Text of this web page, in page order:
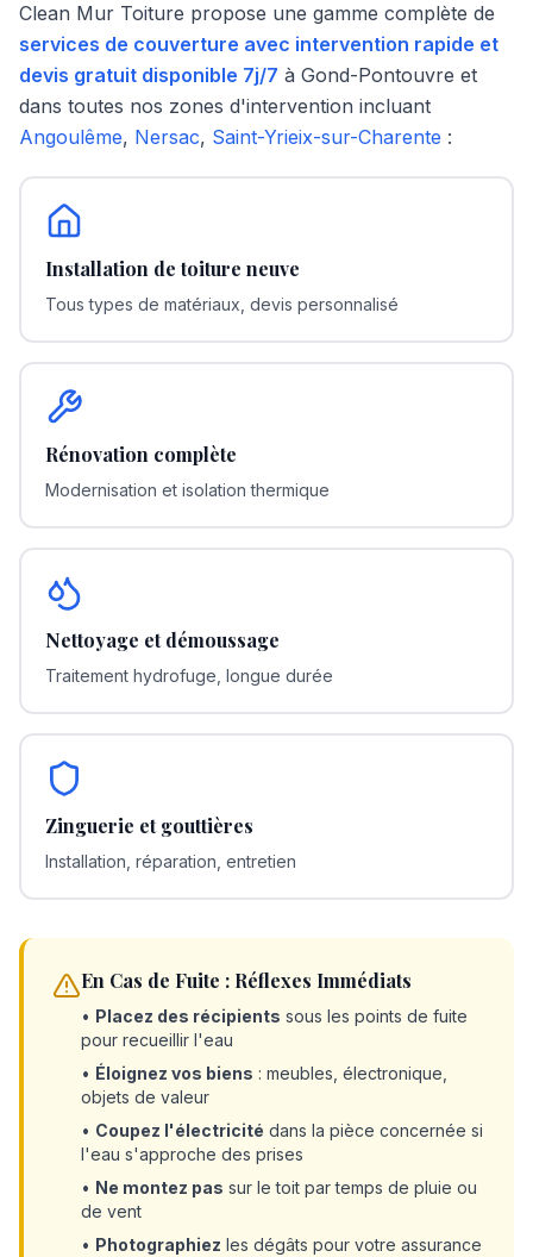
Clean Mur Toiture propose une gamme complète de
services de couverture avec intervention rapide et
devis gratuit disponible 7j/7 à Gond-Pontouvre et
dans toutes nos zones d'intervention incluant
Angoulême, Nersac, Saint-Yrieix-sur-Charente :
Installation de toiture neuve
Tous types de matériaux, devis personnalisé
Rénovation complète
Modernisation et isolation thermique
Nettoyage et démoussage
Traitement hydrofuge, longue durée
Zinguerie et gouttières
Installation, réparation, entretien
En Cas de Fuite : Réflexes Immédiats
• Placez des récipients sous les points de fuite
pour recueillir l'eau
• Éloignez vos biens : meubles, électronique,
objets de valeur
• Coupez l'électricité dans la pièce concernée si
l'eau s'approche des prises
• Ne montez pas sur le toit par temps de pluie ou
de vent
• Photographiez les dégâts pour votre assurance